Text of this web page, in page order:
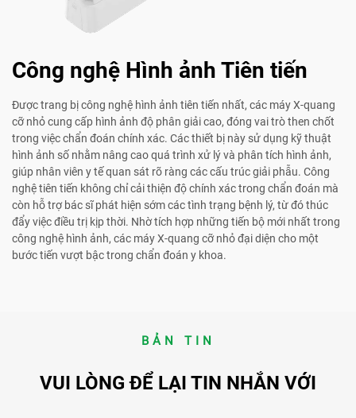
Công nghệ Hình ảnh Tiên tiến
Được trang bị công nghệ hình ảnh tiên tiến nhất, các máy X-quang
cỡ nhỏ cung cấp hình ảnh độ phân giải cao, đóng vai trò then chốt
trong việc chẩn đoán chính xác. Các thiết bị này sử dụng kỹ thuật
hình ảnh số nhằm nâng cao quá trình xử lý và phân tích hình ảnh,
giúp nhân viên y tế quan sát rõ ràng các cấu trúc giải phẫu. Công
nghệ tiên tiến không chỉ cải thiện độ chính xác trong chẩn đoán mà
còn hỗ trợ bác sĩ phát hiện sớm các tình trạng bệnh lý, từ đó thúc
đẩy việc điều trị kịp thời. Nhờ tích hợp những tiến bộ mới nhất trong
công nghệ hình ảnh, các máy X-quang cỡ nhỏ đại diện cho một
bước tiến vượt bậc trong chẩn đoán y khoa.
BẢN TIN
VUI LÒNG ĐỂ LẠI TIN NHẮN VỚI